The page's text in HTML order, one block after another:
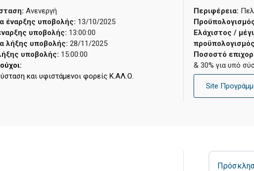
Ανενεργή
έναρξης υποβολής: 13/10/2025
υποβολής: 13:00:00
λήξης υποβολής: 28/11/2025
υποβολής: 15:00:00
και υφιστάμενοι φορείς Κ.ΑΛ.Ο.
Περιφέρεια:
Ελάχιστος /
Ποσοστό
& 30% για υπό
Site